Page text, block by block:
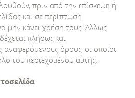
πριν από την επίσκεψη ή
και σε περίπτωση
μην κάνει χρήση τους. Άλλως
πλήρως και
αναφερόμενους όρους, οι οποίοι
του περιεχομένου αυτής.